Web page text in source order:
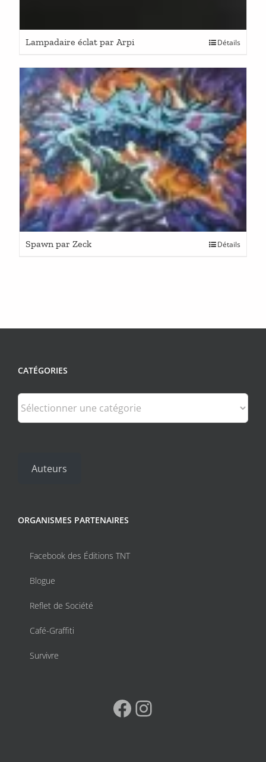
Lampadaire éclat par Arpi Détails
Spawn par Zeck Détails
CATÉGORIES
Catégories
Auteurs
ORGANISMES PARTENAIRES
Facebook des Éditions TNT
Blogue
Reflet de Société
Café-Graffiti
Survivre
Facebook